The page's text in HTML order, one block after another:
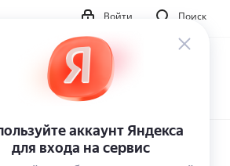
Поиск
Войти